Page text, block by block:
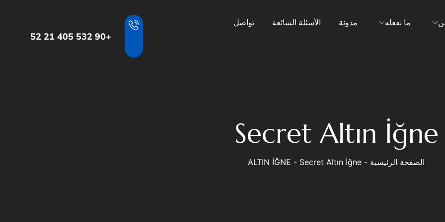
ما نفعله مدونة الأسئلة الشائعة تواصل
+90 532 405 21 52
Secret Altın İğne
الصفحة الرئيسية -
ALTIN İĞNE - Secret Altın İğne